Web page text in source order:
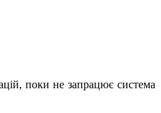
поки не запрацює система